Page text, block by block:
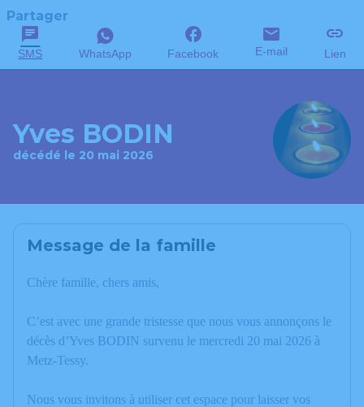
Partager
SMS WhatsApp Facebook E-mail Lien
Yves BODIN
décédé le 20 mai 2026
Message de la famille
Chère famille, chers amis,
C’est avec une grande tristesse que nous vous annonçons le
décès d’Yves BODIN survenu le mercredi 20 mai 2026 à
Metz-Tessy.
Nous vous invitons à utiliser cet espace pour laisser vos